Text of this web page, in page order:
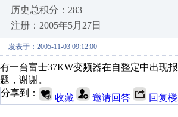
历史总积分：283
注册：2005年5月27日
发表于：2005-11-03 09:12:00
有一台富士37KW变频器在自整定中出现
题，谢谢。
分享到：
收藏 邀请回答 回复